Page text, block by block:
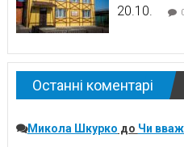
20.10.
Останні коментарі
Микола Шкурко до Чи